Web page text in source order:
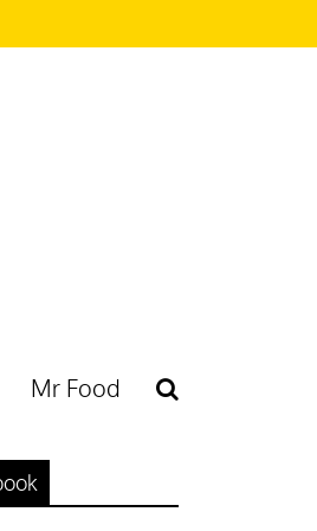
Mr Food